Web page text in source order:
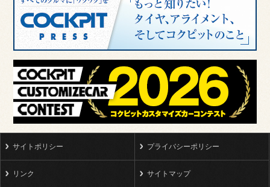
サイトポリシー プライバシーポリシー
リンク サイトマップ